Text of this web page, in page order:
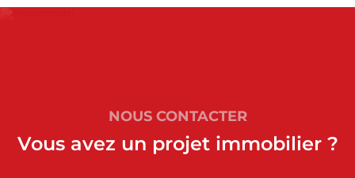
NOUS CONTACTER
Vous avez un projet immobilier ?